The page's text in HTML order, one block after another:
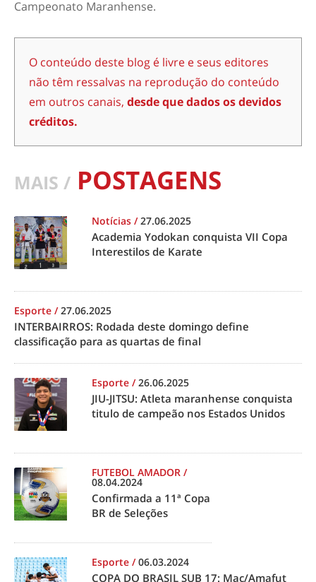
Campeonato Maranhense.
O conteúdo deste blog é livre e seus editores
não têm ressalvas na reprodução do conteúdo
em outros canais, desde que dados os devidos
créditos.
MAIS / POSTAGENS
Notícias /27.06.2025
Academia Yodokan conquista VII Copa
Interestilos de Karate
Esporte /27.06.2025
INTERBAIRROS: Rodada deste domingo define
classificação para as quartas de final
Esporte /26.06.2025
JIU-JITSU: Atleta maranhense conquista
titulo de campeão nos Estados Unidos
FUTEBOL AMADOR /
08.04.2024
Confirmada a 11ª Copa
BR de Seleções
Esporte /06.03.2024
COPA DO BRASIL SUB 17: Mac/Amafut